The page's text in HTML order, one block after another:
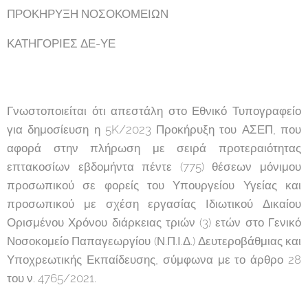
ΠΡΟΚΗΡΥΞΗ ΝΟΣΟΚΟΜΕΙΩΝ
ΚΑΤΗΓΟΡΙΕΣ ΔΕ-ΥΕ
Γνωστοποιείται ότι απεστάλη στο Εθνικό Τυπογραφείο
για δημοσίευση η 5K/2023 Προκήρυξη του ΑΣΕΠ, που
αφορά στην πλήρωση με σειρά προτεραιότητας
επτακοσίων εβδομήντα πέντε (775) θέσεων μόνιμου
προσωπικού σε φορείς του Υπουργείου Υγείας και
προσωπικού με σχέση εργασίας Ιδιωτικού Δικαίου
Ορισμένου Χρόνου διάρκειας τριών (3) ετών στο Γενικό
Νοσοκομείο Παπαγεωργίου (Ν.Π.Ι.Δ.) Δευτεροβάθμιας και
Υποχρεωτικής Εκπαίδευσης, σύμφωνα με το άρθρο 28
του ν. 4765/2021.